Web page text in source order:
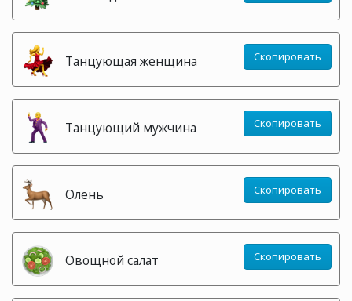
Танцующая женщина Скопировать
Танцующий мужчина Скопировать
Олень Скопировать
Овощной салат Скопировать